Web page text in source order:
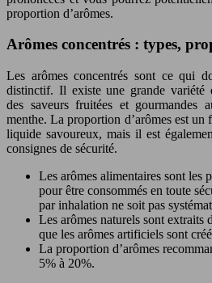
proportion d’arômes.
Arômes concentrés : types,
Les arômes concentrés sont ce qui
distinctif. Il existe une grande variété
des saveurs fruitées et gourmandes
menthe. La proportion d’arômes est
liquide savoureux, mais il est
consignes de sécurité.
Les arômes alimentaires sont les
pour être consommés en toute
par inhalation ne soit pas
Les arômes naturels sont extraits
que les arômes artificiels sont
La proportion d’arômes
5% à 20%.